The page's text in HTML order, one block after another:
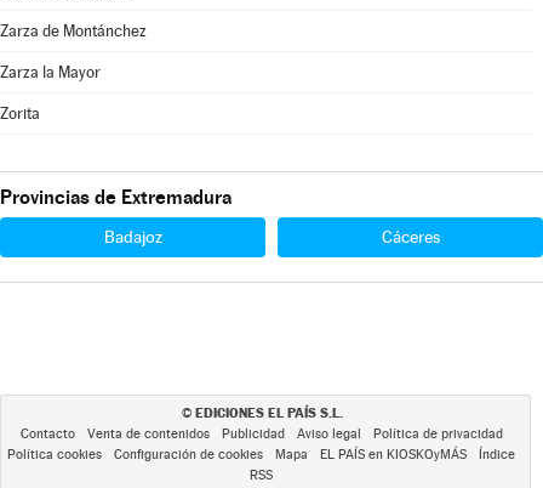
Zarza de Montánchez
Zarza la Mayor
Zorita
Provincias de Extremadura
Badajoz Cáceres
© EDICIONES EL PAÍS S.L.
Contacto Venta de contenidos Publicidad Aviso legal
Política de privacidad
Política cookies
Configuración de cookies Mapa EL PAÍS en KIOSKOyMÁS
Índice
RSS